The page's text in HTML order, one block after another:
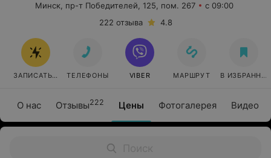
О нас Отзывы222 Цены Фотогалерея Видео
Минск, пр-т Победителей, 125, пом. 267
с 09:00
222 отзыва
4.8
ЗАПИСАТЬСЯ ОНЛАЙН
ТЕЛЕФОНЫ VIBER МАРШРУТ В ИЗБРАННОЕ